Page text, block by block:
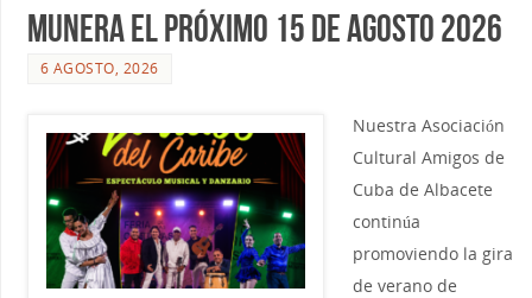
Munera el próximo 15 de agosto 2026
6 AGOSTO, 2026
Nuestra Asociación
Cultural Amigos de
Cuba de Albacete
continúa
promoviendo la gira
de verano de